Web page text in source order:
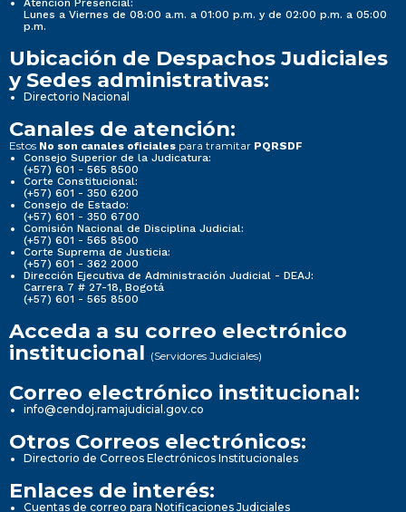
Atención Presencial:
Lunes a Viernes de 08:00 a.m. a 01:00 p.m. y de 02:00 p.m. a 05:00
p.m.
Ubicación de Despachos Judiciales
y Sedes administrativas:
Directorio Nacional
Canales de atención:
Estos No son canales oficiales para tramitar PQRSDF
Consejo Superior de la Judicatura:
(+57) 601 - 565 8500
Corte Constitucional:
(+57) 601 - 350 6200
Consejo de Estado:
(+57) 601 - 350 6700
Comisión Nacional de Disciplina Judicial:
(+57) 601 - 565 8500
Corte Suprema de Justicia:
(+57) 601 - 362 2000
Dirección Ejecutiva de Administración Judicial - DEAJ:
Carrera 7 # 27-18, Bogotá
(+57) 601 - 565 8500
Acceda a su correo electrónico
institucional (Servidores Judiciales)
Correo electrónico institucional:
info@cendoj.ramajudicial.gov.co
Otros Correos electrónicos:
Directorio de Correos Electrónicos Institucionales
Enlaces de interés:
Cuentas de correo para Notificaciones Judiciales